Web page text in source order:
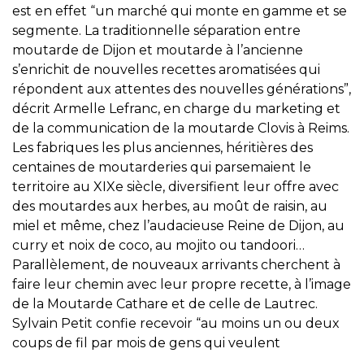
est en effet “un marché qui monte en gamme et se
segmente. La traditionnelle séparation entre
moutarde de Dijon et moutarde à l’ancienne
s’enrichit de nouvelles recettes aromatisées qui
répondent aux attentes des nouvelles générations”,
décrit Armelle Lefranc, en charge du marketing et
de la communication de la moutarde Clovis à Reims.
Les fabriques les plus anciennes, héritières des
centaines de moutarderies qui parsemaient le
territoire au XIXe siècle, diversifient leur offre avec
des moutardes aux herbes, au moût de raisin, au
miel et même, chez l’audacieuse Reine de Dijon, au
curry et noix de coco, au mojito ou tandoori…
Parallèlement, de nouveaux arrivants cherchent à
faire leur chemin avec leur propre recette, à l’image
de la Moutarde Cathare et de celle de Lautrec.
Sylvain Petit confie recevoir “au moins un ou deux
coups de fil par mois de gens qui veulent